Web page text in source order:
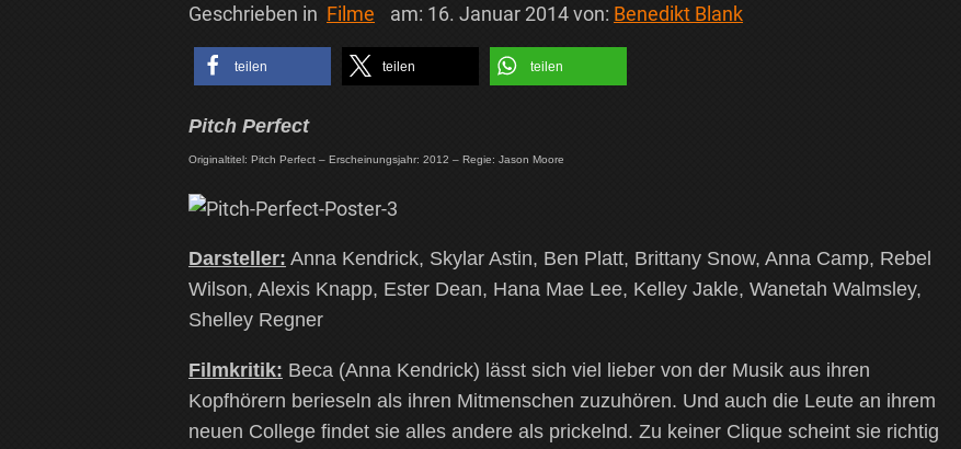
Geschrieben in Filme am: 16. Januar 2014von: Benedikt Blank
teilen teilen teilen
Pitch Perfect
Originaltitel: Pitch Perfect – Erscheinungsjahr: 2012 – Regie: Jason Moore
Darsteller: Anna Kendrick, Skylar Astin, Ben Platt, Brittany Snow, Anna Camp, Rebel
Wilson, Alexis Knapp, Ester Dean, Hana Mae Lee, Kelley Jakle, Wanetah Walmsley,
Shelley Regner
Filmkritik: Beca (Anna Kendrick) lässt sich viel lieber von der Musik aus ihren
Kopfhörern berieseln als ihren Mitmenschen zuzuhören. Und auch die Leute an ihrem
neuen College findet sie alles andere als prickelnd. Zu keiner Clique scheint sie richtig